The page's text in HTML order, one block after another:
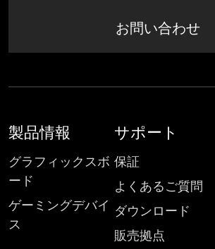
お問い合わせ
製品情報
グラフィックスボ
ード
ゲーミングデバイ
ス
サポート
保証
よくあるご質問
ダウンロード
販売拠点